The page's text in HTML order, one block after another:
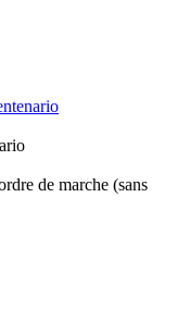
de marche (sans